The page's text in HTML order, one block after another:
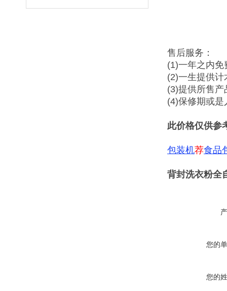
售后服务：
(1)一年之内免
(2)一生提供
(3)提供所售产
(4)保修期或
此价格仅供参
包装机荐食品
背封洗衣粉全
您的
您的